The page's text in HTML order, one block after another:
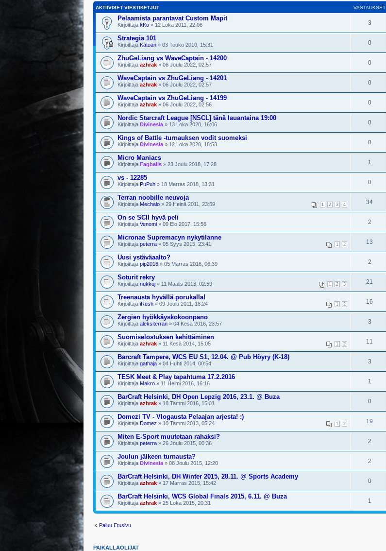
AKTIIVISET VIESTIKETJUT VASTAUKSET
Pelaamista parantavat Custom Mapit
Kirjoittaja kKo » 12 Loka 2011, 22:06 3
Strategia 101
Kirjoittaja Katoan » 03 Touko 2010, 15:31 0
ZhuGeLiang vs WaveCaptain - 14200
Kirjoittaja azhrak » 06 Joulu 2022, 02:57 0
WaveCaptain vs ZhuGeLiang - 14201
Kirjoittaja azhrak » 06 Joulu 2022, 02:57 0
WaveCaptain vs ZhuGeLiang - 14199
Kirjoittaja azhrak » 06 Joulu 2022, 02:56 0
Nordic Starcraft League [NSCL] tänä lauantaina 19:00
Kirjoittaja Divinesia » 13 Loka 2020, 16:06 0
Kings of Battle -turnauksen vodit suomeksi
Kirjoittaja Divinesia » 12 Loka 2020, 18:53 0
Micro Maniacs
Kirjoittaja Fagballs » 23 Joulu 2018, 17:28 1
vs - 12285
Kirjoittaja PuPuh » 18 Marras 2018, 13:31 0
Terran noobille neuvoja
1 2 3 4
Kirjoittaja Mechalo » 29 Heinä 2011, 23:59 34
On se SCII hyvä peli
Kirjoittaja Venomi » 09 Elo 2017, 15:56 2
Micronae Supremacyn nykytilanne
1 2
Kirjoittaja peterra » 05 Syys 2015, 23:41 13
Uusi ystäväaalto?
Kirjoittaja pip2016 » 05 Marras 2016, 06:39 2
Soturit rekry
1 2 3
Kirjoittaja nukkuj » 11 Maalis 2013, 02:59 21
Treenausta hyvällä porukalla!
1 2
Kirjoittaja iRush » 09 Joulu 2011, 18:24 16
Zergien hyökkäyskokoonpano
Kirjoittaja aleksiterran » 04 Kesä 2016, 23:57 3
Suomiselostuksen kehittäminen
1 2
Kirjoittaja azhrak » 11 Kesä 2014, 15:05 11
Barcraft Tampere, WCS EU S1, 12.04. @ Pub Höyry (K-18)
Kirjoittaja gathaja » 04 Huhti 2014, 00:54 3
TESK Meet & Play tapahtuma 17.2.2016
Kirjoittaja Makro » 11 Helmi 2016, 16:16 1
BarCraft Helsinki, DH Open Lepzig 2016, 23.1. @ Buza
Kirjoittaja azhrak » 18 Tammi 2016, 15:01 0
Domezi TV - Vlogausta Pelaajan arjesta! :)
1 2
Kirjoittaja Domez » 10 Tammi 2013, 05:24 19
Miten E-Sport muutetaan rahaksi?
Kirjoittaja peterra » 26 Joulu 2015, 00:36 2
Joulun jälkeen turnausta?
Kirjoittaja Divinesia » 08 Joulu 2015, 12:20 2
BarCraft Helsinki, DH Winter 2015, 28.11. @ Sports Academy
Kirjoittaja azhrak » 17 Marras 2015, 15:42 0
BarCraft Helsinki, WCS Global Finals 2015, 6.11. @ Buza
Kirjoittaja azhrak » 25 Loka 2015, 20:31 1
Paluu Etusivu
PAIKALLAOLIJAT